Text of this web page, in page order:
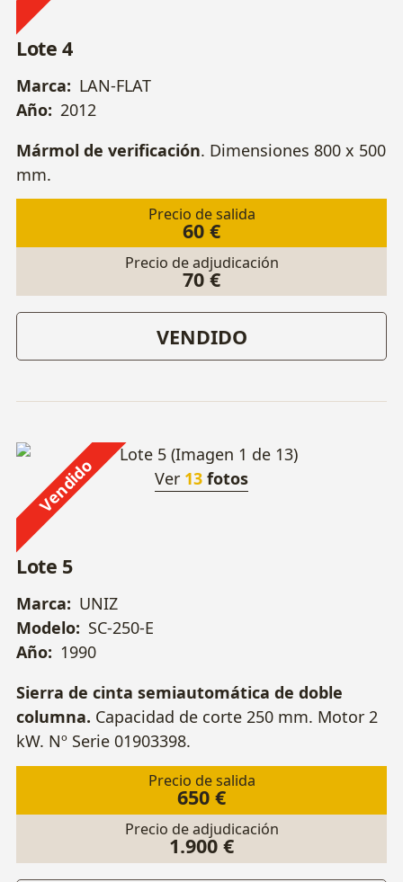
Lote 4
Marca: LAN-FLAT
Año: 2012
Mármol de verificación. Dimensiones 800 x 500
mm.
Precio de salida
60 €
Precio de adjudicación
70 €
VENDIDO
Vendido Ver 13 fotos
Lote 5
Marca: UNIZ
Modelo: SC-250-E
Año: 1990
Sierra de cinta semiautomática de doble
columna. Capacidad de corte 250 mm. Motor 2
kW. Nº Serie 01903398.
Precio de salida
650 €
Precio de adjudicación
1.900 €